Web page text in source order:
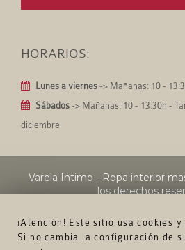
¡Atención! Este sitio usa cookies
Si no cambia la configuración de
HORARIOS:
Lunes a viernes -> Mañanas: 10 -
Sábados -> Mañanas: 10 - 13:30h -
diciembre
Varela Intimo - Ropa interior
los derechos